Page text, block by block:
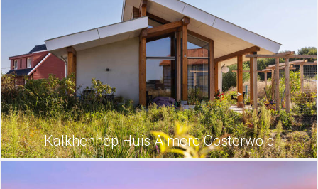
Kalkhennep Huis Almere Oosterwold